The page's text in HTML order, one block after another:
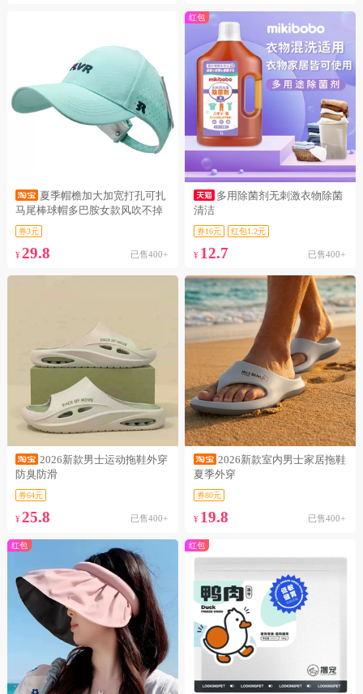
夏季帽檐加大加宽打孔可扎
马尾棒球帽多巴胺女款风吹不掉
遮阳鸭舌
券3元
¥ 29.8 已售400+
红包
多用除菌剂无刺激衣物除菌
清洁
券16元 红包1.2元
¥ 12.7 已售400+
2026新款男士运动拖鞋外穿
防臭防滑
券64元
¥ 25.8 已售400+
2026新款室内男士家居拖鞋
夏季外穿
券80元
¥ 19.8 已售400+
红包 红包